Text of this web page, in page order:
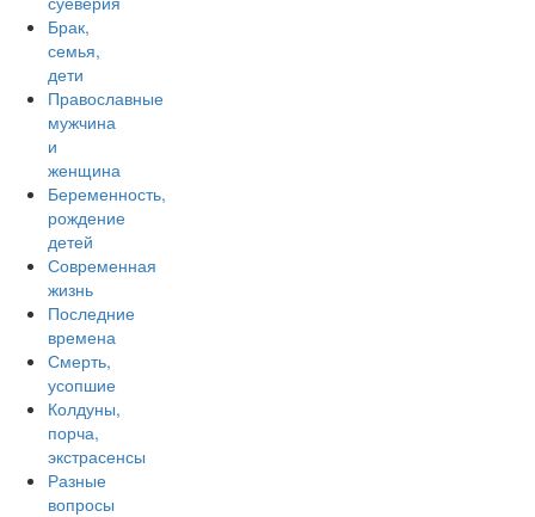
Брак,
семья,
дети
Православные
мужчина
и
женщина
Беременность,
рождение
детей
Современная
жизнь
Последние
времена
Смерть,
усопшие
Колдуны,
порча,
экстрасенсы
Разные
вопросы